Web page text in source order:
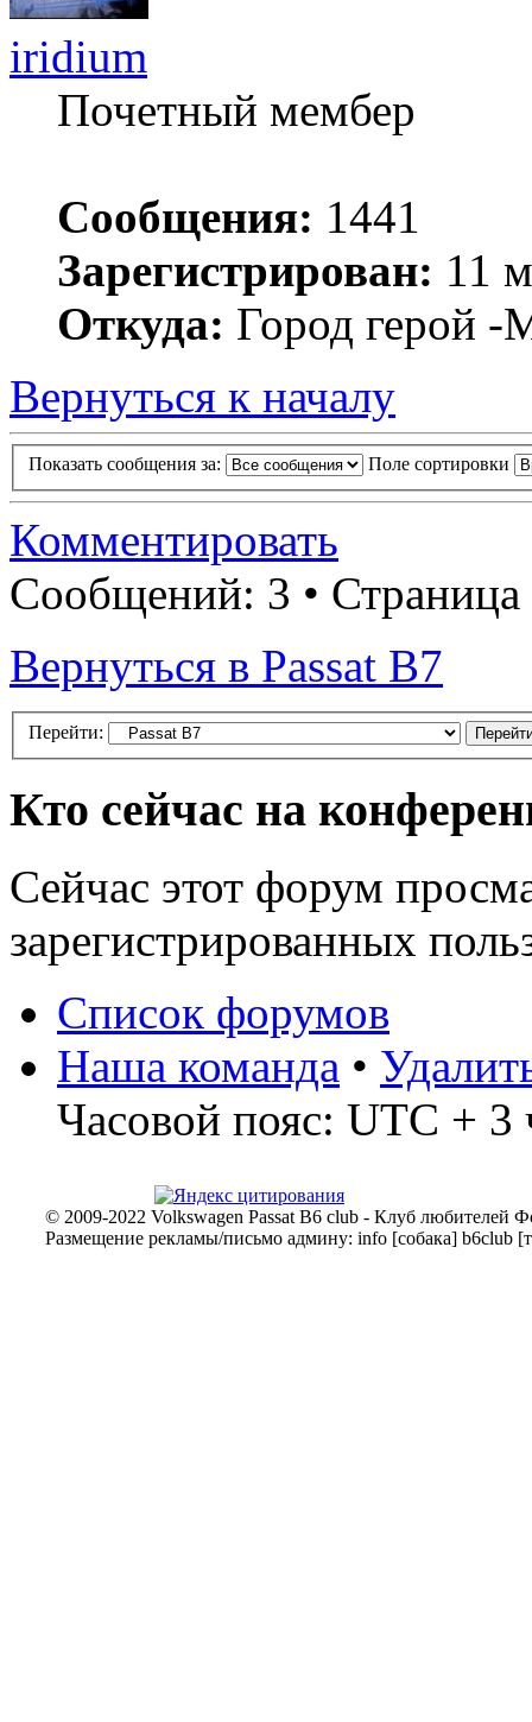
iridium
Почетный мембер
Сообщения: 1441
Зарегистрирован: 11
Откуда: Город герой -
Вернуться к началу
Показать сообщения за: Поле сортировки
Комментировать
Сообщений: 3 • Страница
Вернуться в Passat B7
Перейти:
Кто сейчас на
Сейчас этот форум
зарегистрированных
Список форумов
Наша команда •
Часовой пояс: UTC + 3
© 2009-2022 Volkswagen Passat B6 club - Клуб любителей
Размещение рекламы/письмо админу: info [собака] b6club